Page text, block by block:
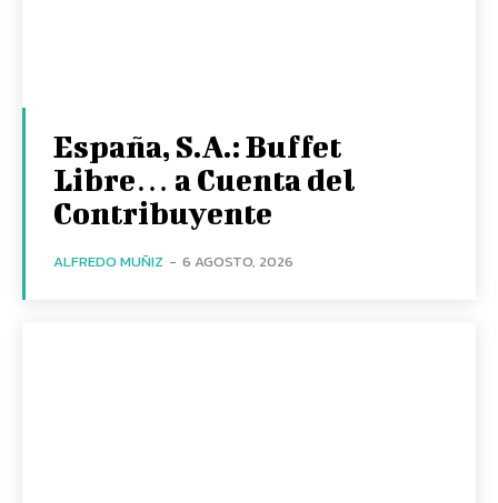
España, S.A.: Buffet
Libre… a Cuenta del
Contribuyente
ALFREDO MUÑIZ - 6 AGOSTO, 2026